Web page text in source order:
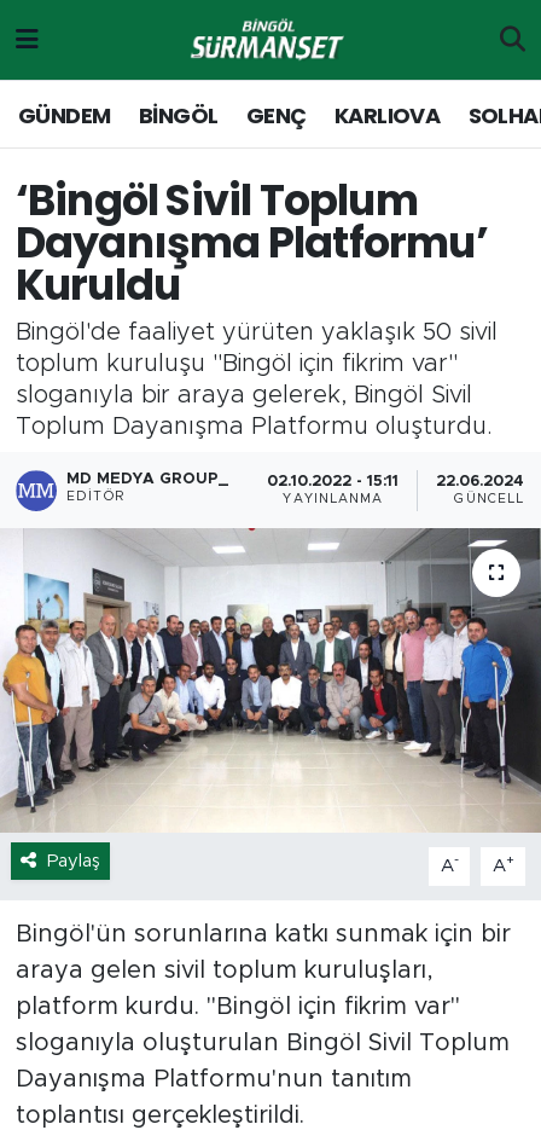
GÜNDEM BİNGÖL GENÇ KARLIOVA
‘Bingöl Sivil Toplum
Dayanışma Platformu’
Kuruldu
Bingöl'de faaliyet yürüten yaklaşık 50 sivil
toplum kuruluşu "Bingöl için fikrim var"
sloganıyla bir araya gelerek, Bingöl Sivil
Toplum Dayanışma Platformu oluşturdu.
MD MEDYA GROUP_
EDITÖR
02.10.2022 - 15:11
YAYINLANMA
22.06.2024 -
Paylaş A- A+
Bingöl'ün sorunlarına katkı sunmak için bir
araya gelen sivil toplum kuruluşları,
platform kurdu. "Bingöl için fikrim var"
sloganıyla oluşturulan Bingöl Sivil Toplum
Dayanışma Platformu'nun tanıtım
toplantısı gerçekleştirildi.
Genç
Solhan
Karlıova
Adaklı-Kiğı
Yayladere-Yedisu
Spor
Yaşam
Sağlık
Eğitim
Ekonomi
Bingöl Kaza Haberleri
Merkez Hava Durumu
Merkez Trafik Yoğunluk Haritası
Süper Lig Puan Durumu ve Fikstür
Tüm Manşetler
Son Dakika Haberleri